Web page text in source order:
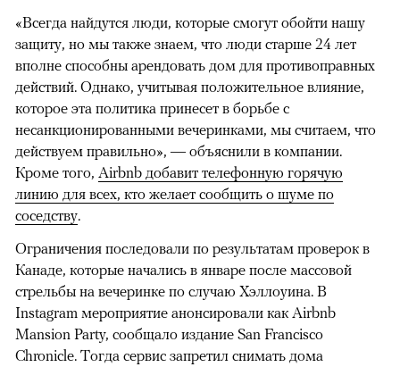
«Всегда найдутся люди, которые смогут обойти нашу
защиту, но мы также знаем, что люди старше 24 лет
вполне способны арендовать дом для противоправных
действий. Однако, учитывая положительное влияние,
которое эта политика принесет в борьбе с
несанкционированными вечеринками, мы считаем, что
действуем правильно», — объяснили в компании.
Кроме того, Airbnb добавит телефонную горячую
линию для всех, кто желает сообщить о шуме по
соседству.
Ограничения последовали по результатам проверок в
Канаде, которые начались в январе после массовой
стрельбы на вечеринке по случаю Хэллоуина. В
Instagram мероприятие анонсировали как Airbnb
Mansion Party, сообщало издание San Francisco
Chronicle. Тогда сервис запретил снимать дома